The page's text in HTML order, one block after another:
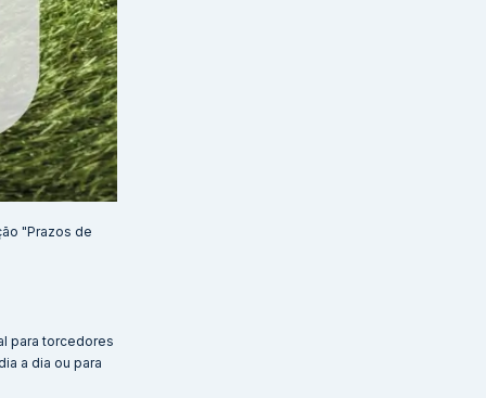
"Prazos de
para torcedores
a dia ou para